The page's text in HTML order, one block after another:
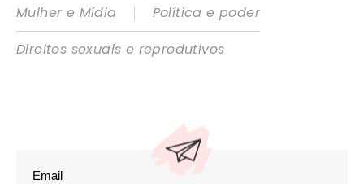
Mulher e Mídia
|
Política e poder
Direitos sexuais e reprodutivos